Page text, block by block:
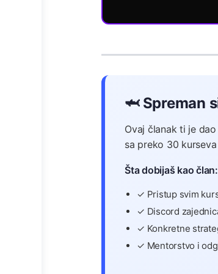
🦈 Spreman
Ovaj članak ti je
sa preko 30
Šta dobijaš kao član:
✓ Pristup svim
✓ Discord
✓ Konkretne
✓ Mentorstvo i